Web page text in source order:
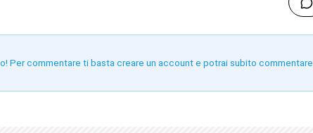
Per commentare ti basta creare un account e potrai subito commentare.